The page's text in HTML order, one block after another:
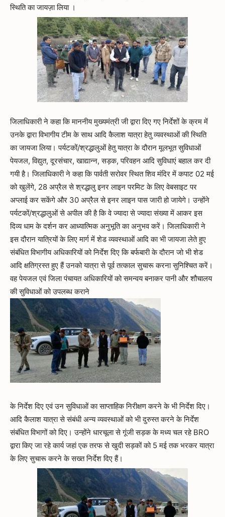
स्थिति का जायज़ा लिया ।
जिलाधिकारी ने कहा कि माननीय मुख्यमंत्री जी द्वारा दिए गए निर्देशों के क्रम में
उनके द्वारा विभागीय टीम के साथ आदि कैलाश यात्रा हेतु व्यवस्थाओं की स्थिति
का जायजा लिया। पर्यटकों/श्रद्धालुओं हेतु यात्रा के दौरान मूलभूत सुविधाओं
पेयजल, विद्युत, दूरसंचार, खाद्यान्न, सड़क, परिवहन आदि सुविधाएं बहाल कर दी
गयी है। जिलाधिकारी ने कहा कि पार्वती सरोवर स्थित शिव मंदिर में कपाट 02 मई
को खुलेंगे, 28 अप्रैल से श्रद्धालु इनर लाइन परमिट के लिए वेबसाइट पर
अप्लाई कर सकेंगे और 30 अप्रैल से इनर लाइन पास जारी हो जायेगे। उन्होंने
पर्यटकों/श्रद्धालुओं से अपील की है कि वे ज्यादा से ज्यादा संख्या में आकर इस
दिव्य धाम के दर्शन कर आध्यात्मिक अनुभूति का अनुभव करें। जिलाधिकारी ने
इस दौरान यात्रियों के लिए मार्ग में शेड व्यवस्थाओं आदि का भी जायजा लेते हुए
संबंधित विभागीय अधिकारियों को निर्देश दिए कि बर्फबारी के दौरान जो भी शेड
आदि क्षतिग्रस्त हुए हैं उनको यात्रा से पूर्व तत्काल सुचारू करना सुनिश्चित करें।
वह पेयजल एवं जिला पंचायत अधिकारियों को समन्वय बनाकर पानी और शौचालय
की सुविधाओं को उपलब्ध कराने
के निर्देश दिए एवं उन सुविधाओं का साप्ताहिक निरीक्षण करने के भी निर्देश दिए।
आदि कैलाश यात्रा से संबंधी अन्य व्यवस्थाओं को भी दुरुस्त करने के निर्देश
संबंधित विभागों को दिए। उन्होंने धारचूला से गूंजी सड़क के मध्य चल रहे BRO
द्वारा किए जा रहे कार्य जहां एक तरफ से खुदी सड़कों को 5 मई तक भरकर यात्रा
के लिए सुचारू करने के सख्त निर्देश दिए हैं।